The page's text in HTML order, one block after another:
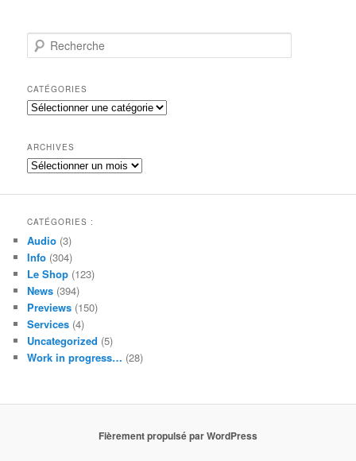
e
h
e
r
h
e
CATÉGORIES
Catégories
ARCHIVES
Archives
CATÉGORIES :
Audio (3)
Info (304)
Le Shop (123)
News (394)
Previews (150)
Services (4)
Uncategorized (5)
Work in progress… (28)
Fièrement propulsé par WordPress